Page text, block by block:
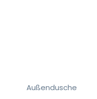
Außendusche